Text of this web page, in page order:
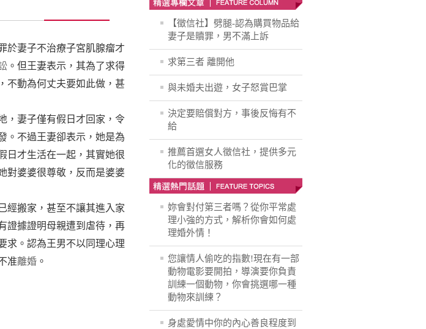
於妻子不治療子宮肌腺瘤才
。但王妻表示，其為了求得
不動為何丈夫要如此做，甚
，妻子僅有假日才回家，令
。不過王妻卻表示，她是為
日才生活在一起，其實她很
對婆婆很尊敬，反而是婆婆
經搬家，甚至不讓其進入家
證據證明母親遭到虐待，再
求。認為王男不以同理心理
准離婚 。
【徵信社】劈腿-認為購買物品給
妻子是贖罪，男不滿上訴
求第三者 離開他
與未婚夫出遊，女子怒賞巴掌
決定要賠償對方，事後反悔有不
給
推薦首選女人徵信社，提供多元
化的徵信服務
妳會對付第三者嗎？從你平常處
理小強的方式，解析你會如何處
理婚外情！
您讓情人偷吃的指數!現在有一部
動物電影要開拍，導演要你負責
訓練一個動物，你會挑選哪一種
動物來訓練？
身處愛情中你的內心善良程度到